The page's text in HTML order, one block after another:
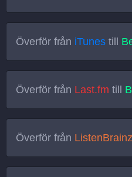
Överför från iTunes till
Överför från Last.fm till
Överför från ListenBrainz